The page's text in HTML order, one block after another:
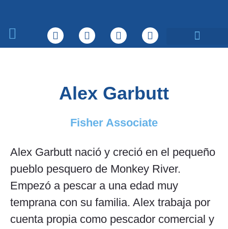
Alex Garbutt
Fisher Associate
Alex Garbutt nació y creció en el pequeño
pueblo pesquero de Monkey River.
Empezó a pescar a una edad muy
temprana con su familia. Alex trabaja por
cuenta propia como pescador comercial y